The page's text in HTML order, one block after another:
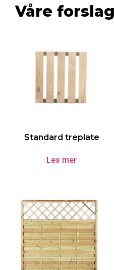
Våre
Standard treplate
Les mer